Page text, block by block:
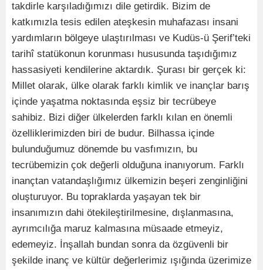
takdirle karşıladığımızı dile getirdik. Bizim de
katkımızla tesis edilen ateşkesin muhafazası insani
yardımların bölgeye ulaştırılması ve Kudüs-ü Şerif’teki
tarihî statükonun korunması hususunda taşıdığımız
hassasiyeti kendilerine aktardık. Şurası bir gerçek ki:
Millet olarak, ülke olarak farklı kimlik ve inançlar barış
içinde yaşatma noktasında eşsiz bir tecrübeye
sahibiz. Bizi diğer ülkelerden farklı kılan en önemli
özelliklerimizden biri de budur. Bilhassa içinde
bulunduğumuz dönemde bu vasfımızın, bu
tecrübemizin çok değerli olduğuna inanıyorum. Farklı
inançtan vatandaşlığımız ülkemizin beşeri zenginliğini
oluşturuyor. Bu topraklarda yaşayan tek bir
insanımızın dahi ötekileştirilmesine, dışlanmasına,
ayrımcılığa maruz kalmasına müsaade etmeyiz,
edemeyiz. İnşallah bundan sonra da özgüvenli bir
şekilde inanç ve kültür değerlerimiz ışığında üzerimize